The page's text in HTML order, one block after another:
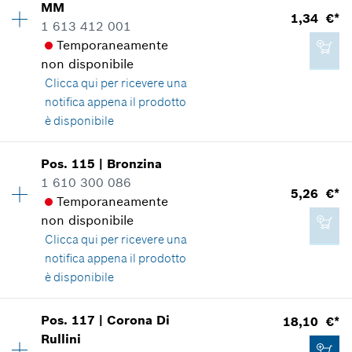
Aggiungere al carrello
2,59 €*
*Inclusa IVA
Applicazione del ricambio
Mostrare nell'illustrazione
1,34 €*
*Inclusa IVA
Aggiungere al carrello
MM
1 613 412 001
Temporaneamente
non disponibile
Clicca qui per ricevere una
notifica appena il prodotto
è disponibile
1,34 €*
Gruppo prezzo:11
Informazioni parti di ricambio
Applicazione del ricambio
Mostrare nell'illustrazione
1,34 €*
Pos. 115 | Bronzina
1 610 300 086
Temporaneamente
non disponibile
Clicca qui per ricevere una
notifica appena il prodotto
è disponibile
5,26 €*
Disponibilità 1
Gruppo prezzo
Pos. 117 |Corona Di
Rullini
18,10 €*